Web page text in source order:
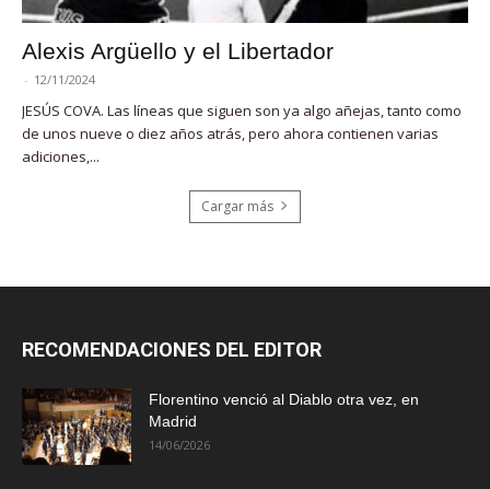
Alexis Argüello y el Libertador
- 12/11/2024
JESÚS COVA. Las líneas que siguen son ya algo añejas, tanto como
de unos nueve o diez años atrás, pero ahora contienen varias
adiciones,...
Cargar más
RECOMENDACIONES DEL EDITOR
Florentino venció al Diablo otra vez, en
Madrid
14/06/2026